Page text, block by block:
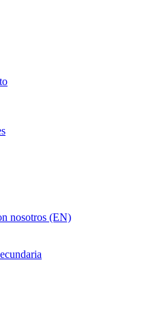
nosotros (EN)